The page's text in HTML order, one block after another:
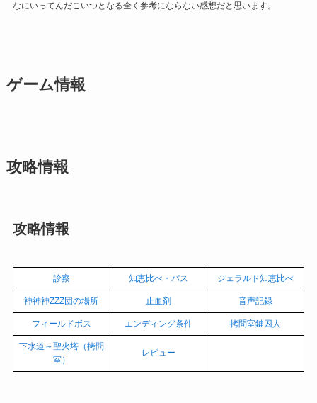
なにいってんだこいつとなる全く参考にならない感想だと思います。
ゲーム情報
攻略情報
攻略情報
診察 知恵比べ・パス ジェラルド知恵比べ
神神神ZZZ団の場所 止血剤 音声記録
フィールドボス エンディング条件 拷問室鍵囚人
下水道～聖火塔（拷問
室）
レビュー